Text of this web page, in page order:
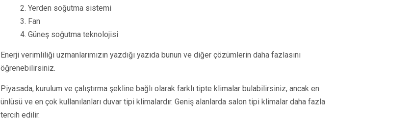
2. Yerden soğutma sistemi
3. Fan
4. Güneş soğutma teknolojisi
Enerji verimliliği uzmanlarımızın yazdığı yazıda bunun ve diğer çözümlerin daha fazlasını
öğrenebilirsiniz.
Piyasada, kurulum ve çalıştırma şekline bağlı olarak farklı tipte klimalar bulabilirsiniz, ancak en
ünlüsü ve en çok kullanılanları duvar tipi klimalardır. Geniş alanlarda salon tipi klimalar daha fazla
tercih edilir.